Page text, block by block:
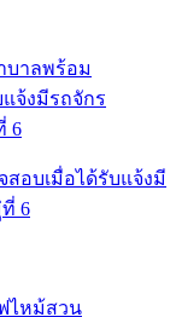
อบเมื่อได้รับแจ้งมี
6